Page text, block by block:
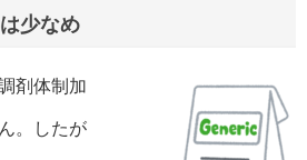
少なめ
剤体制加
。したが